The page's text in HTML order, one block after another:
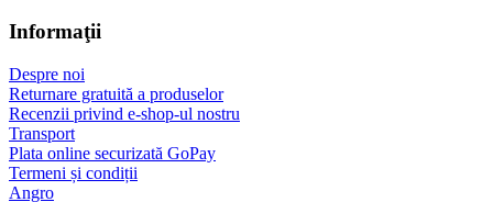
Informaţii
Despre noi
Returnare gratuită a produselor
Recenzii privind e-shop-ul nostru
Transport
Plata online securizată GoPay
Termeni și condiții
Angro